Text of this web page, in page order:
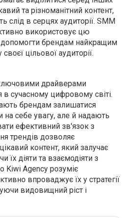
та різноманітний контент,
слід в серцях аудиторії. SMM
використовує цю
допомогти брендам найкращим
цільової аудиторії.
драйверами
сучасному цифровому світі.
брендам залишатися
на себе увагу, але й надають
ефективний зв'язок з
трендів дозволяє
контент, який залучає
їх діяти та взаємодіяти з
Kiwi Agency розуміє
впроваджує їх у стратегії
видовищний ріст і